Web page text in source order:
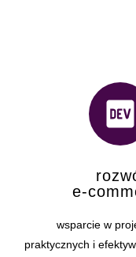
e-
wsparcie w
praktycznych i